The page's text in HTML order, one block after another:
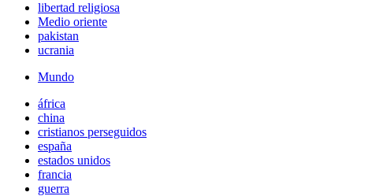
libertad religiosa
Medio oriente
pakistan
ucrania
Mundo
áfrica
china
cristianos perseguidos
españa
estados unidos
francia
guerra